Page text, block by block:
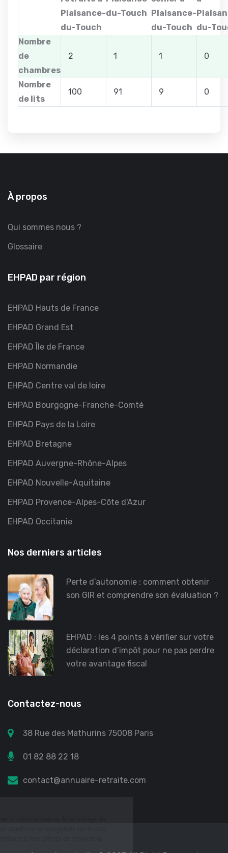
Plaisance-
du-Touch
du-Touch Plaisance-
du-Touch du-
Nombre
de
chambres
2 1 1 0
Nombre
de lits
100 91 9 0
À propos
Qui sommes nous ?
Glossaire
EHPAD par région
EHPAD Hauts de France
EHPAD Grand Est
EHPAD Île de France
EHPAD Normandie
EHPAD Centre val de loire
EHPAD Bourgogne-Franche-Comté
EHPAD Pays de la Loire
EHPAD Bretagne
EHPAD Auvergne-Rhône-Alpes
EHPAD Nouvelle-Aquitaine
EHPAD Provence-Alpes-Côte d'Azur
EHPAD Occitanie
Nos derniers articles
Perte d’autonomie : comment obtenir
son GIR et comprendre son évaluation ?
EHPAD : les 4 points à vérifier sur votre
déclaration d’impôt pour ne pas perdre
votre avantage fiscal
Contactez-nous
38 Rue des Mathurins 75008 Paris
01 82 88 22 18
contact@annuaire-retraite.com